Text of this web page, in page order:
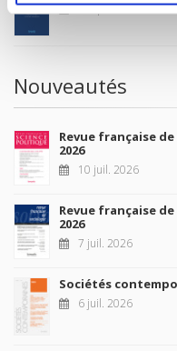
4 sept. 2026
Nouveautés
Revue française
2026
10 juil. 2026
Revue française
2026
7 juil. 2026
Sociétés
6 juil. 2026